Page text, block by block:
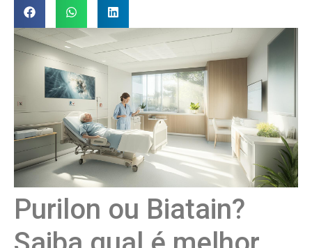
Purilon ou Biatain?